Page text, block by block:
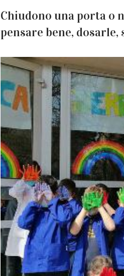
Chiudono una porta o
pensare bene, dosarle,